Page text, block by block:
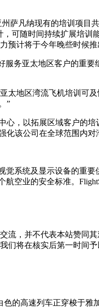
萨凡纳现有的培训项目
可随时间持续扩展培
预计将于今年晚些时候推
务亚太地区客户的重
太地区湾流飞机培训
”
，以拓展区域客户的
该公司在全球范围内对
觉系统及显示设备的
空业的安全标准。
流，并不代表本站赞同
将在核实后第一时间予
的高速列车正穿梭于